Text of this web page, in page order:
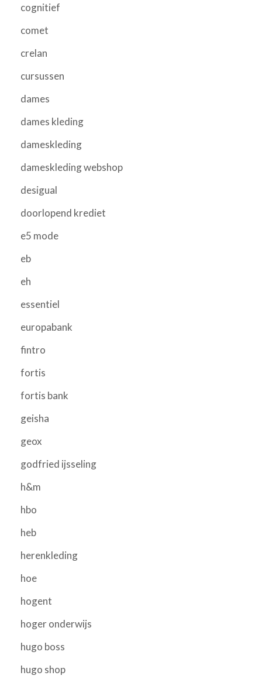
cognitief
comet
crelan
cursussen
dames
dames kleding
dameskleding
dameskleding webshop
desigual
doorlopend krediet
e5 mode
eb
eh
essentiel
europabank
fintro
fortis
fortis bank
geisha
geox
godfried ijsseling
h&m
hbo
heb
herenkleding
hoe
hogent
hoger onderwijs
hugo boss
hugo shop